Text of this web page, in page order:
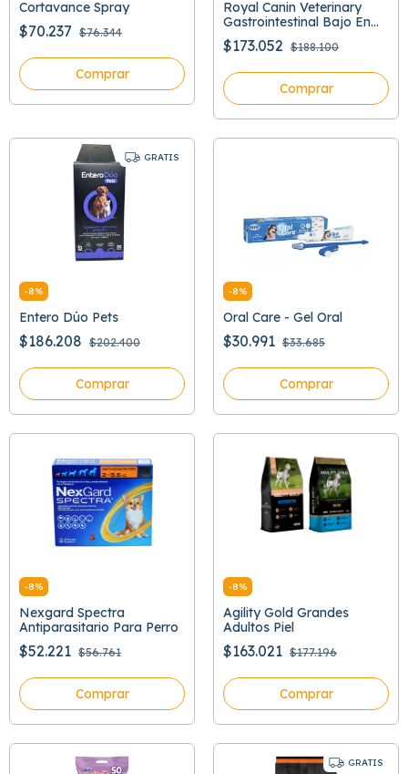
Cortavance Spray
$70.237 $76.344
Comprar
Royal Canin Veterinary
Gastrointestinal Bajo En
Grasa
$173.052 $188.100
Comprar
GRATIS
-8%
Entero Dúo Pets
$186.208 $202.400
Comprar
-8%
Oral Care - Gel Oral
$30.991 $33.685
Comprar
-8%
Nexgard Spectra
Antiparasitario Para Perro
$52.221 $56.761
Comprar
-8%
Agility Gold Grandes
Adultos Piel
$163.021 $177.196
Comprar
GRATIS